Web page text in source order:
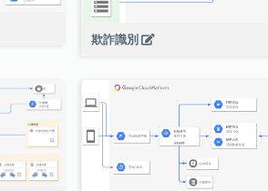
欺詐識別